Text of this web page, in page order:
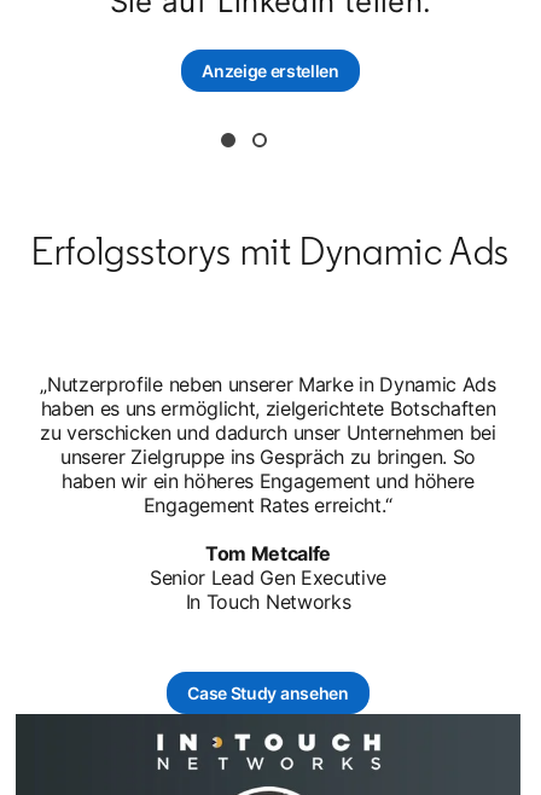
Anzeige erstellenopens in a new tab
Erfolgsstorys mit Dynamic Ads
„Nutzerprofile neben unserer Marke in Dynamic Ads
haben es uns ermöglicht, zielgerichtete Botschaften
zu verschicken und dadurch unser Unternehmen bei
unserer Zielgruppe ins Gespräch zu bringen. So
haben wir ein höheres Engagement und höhere
Engagement Rates erreicht.“
Tom Metcalfe
Senior Lead Gen Executive
In Touch Networks
Case Study ansehen